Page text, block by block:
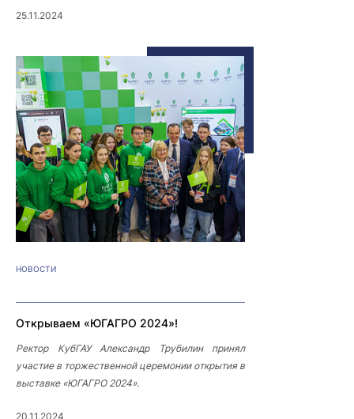
25.11.2024
НОВОСТИ
Открываем «ЮГАГРО 2024»!
Ректор КубГАУ Александр Трубилин принял
участие в торжественной церемонии открытия в
выставке «ЮГАГРО 2024».
20.11.2024